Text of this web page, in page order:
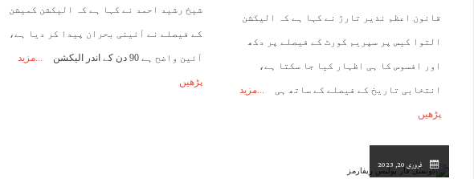
قانون اعظم نذیر تارڑ نے کہا ہے کہ الیکشن
التوا کیس پر سپریم کورٹ کے فیصلے پر دکھ
اور افسوس کا ہی اظہار کیا جا سکتا ہے،
انتخابی تاریخ کے فیصلے کے ساتھ ہی مزید
پڑھیں
شیخ رشید احمد نے کہا ہے کہ الیکشن کمیشن
کے فیصلے نے آئینی بحران پیدا کر دیا ہے،
آئین واضح ہے 90 دن کے اندر الیکشن مزید
پڑھیں
فروری 20, 2023